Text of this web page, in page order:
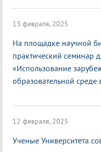
13 февраля, 2025
На площадке научной
практический семинар
«Использование
образовательной среде
12 февраля, 2025
Ученые Университета